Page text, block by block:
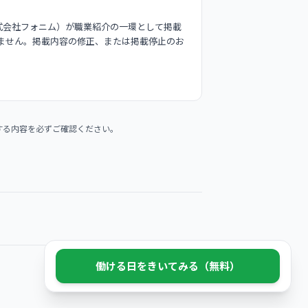
社フォニム）が職業紹介の一環として掲載
ん。掲載内容の修正、または掲載停止のお
内容を必ずご確認ください。
© 2026 Phonim Inc.
働ける日をきいてみる（無料）